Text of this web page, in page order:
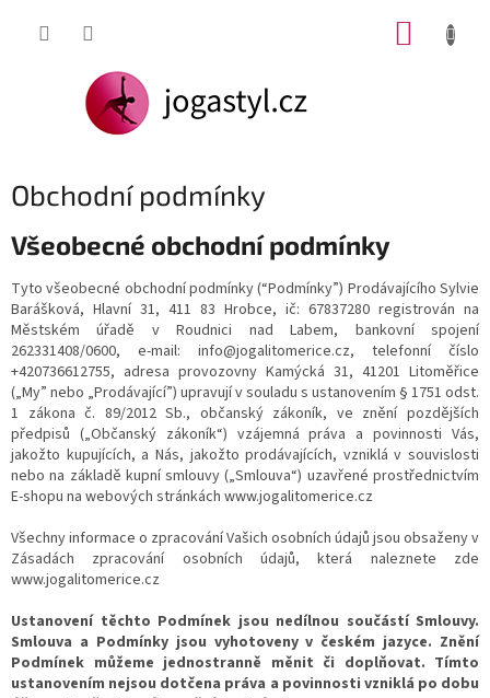
Obchodní podmínky
Všeobecné obchodní podmínky
Tyto všeobecné obchodní podmínky (“Podmínky”) Prodávajícího Sylvie
Barášková, Hlavní 31, 411 83 Hrobce, ič: 67837280 registrován na
Městském úřadě v Roudnici nad Labem, bankovní spojení
262331408/0600, e-mail: info@jogalitomerice.cz, telefonní číslo
+420736612755, adresa provozovny Kamýcká 31, 41201 Litoměřice
(„My” nebo „Prodávající”) upravují v souladu s ustanovením § 1751 odst.
1 zákona č. 89/2012 Sb., občanský zákoník, ve znění pozdějších
předpisů („Občanský zákoník“) vzájemná práva a povinnosti Vás,
jakožto kupujících, a Nás, jakožto prodávajících, vzniklá v souvislosti
nebo na základě kupní smlouvy („Smlouva“) uzavřené prostřednictvím
E-shopu na webových stránkách www.jogalitomerice.cz
Všechny informace o zpracování Vašich osobních údajů jsou obsaženy v
Zásadách zpracování osobních údajů, která naleznete zde
www.jogalitomerice.cz
Ustanovení těchto Podmínek jsou nedílnou součástí Smlouvy.
Smlouva a Podmínky jsou vyhotoveny v českém jazyce. Znění
Podmínek můžeme jednostranně měnit či doplňovat. Tímto
ustanovením nejsou dotčena práva a povinnosti vzniklá po dobu